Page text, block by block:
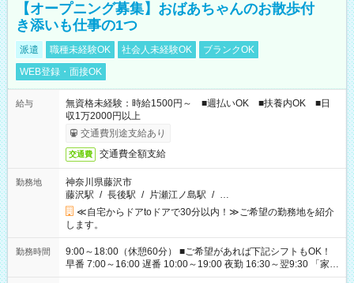
【オープニング募集】おばあちゃんのお散歩付
き添いも仕事の1つ
派遣 職種未経験OK 社会人未経験OK
ブランクOK
WEB登録・面接OK
給与
無資格未経験：時給1500円～ ■週払いOK ■扶養内OK ■日
収1万2000円以上
交通費別途支給あり
交通費 交通費全額支給
勤務地
神奈川県藤沢市
藤沢駅 / 長後駅 / 片瀬江ノ島駅 / …
≪自宅からドアtoドアで30分以内！≫ご希望の勤務地を紹介
します。
勤務時間
9:00～18:00（休憩60分） ■ご希望があれば下記シフトもOK！
早番 7:00～16:00 遅番 10:00～19:00 夜勤 16:30～翌9:30 「家族
と休みを合わせたい」 「余裕を持って夕飯の準備がしたい」